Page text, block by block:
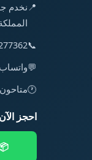
📍نخدم
📞
💬واتساب:
🕐متاحون 24/7
احجز الآن